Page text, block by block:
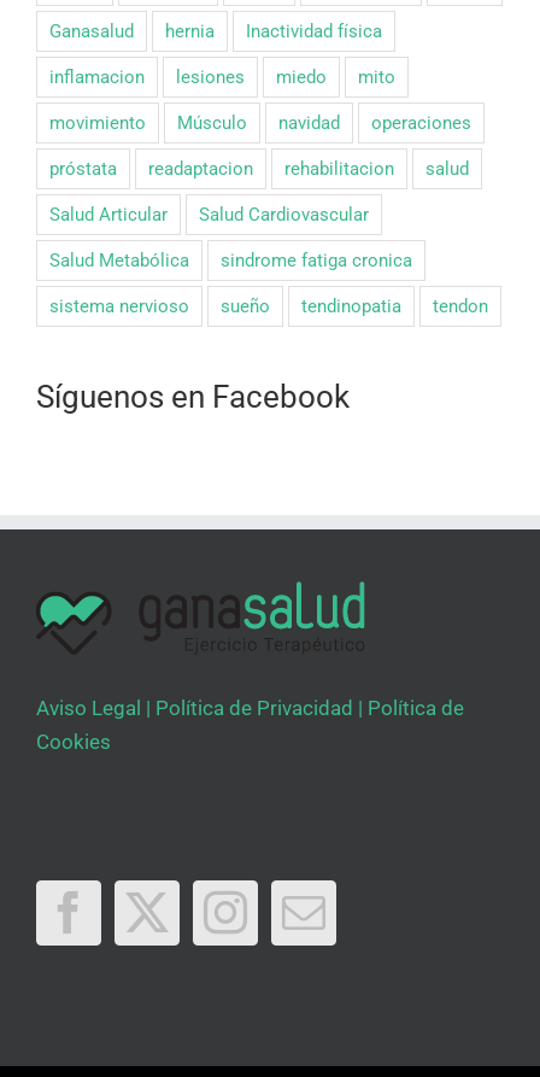
Ganasalud hernia Inactividad física
inflamacion lesiones miedo mito
movimiento Músculo navidad operaciones
próstata readaptacion rehabilitacion salud
Salud Articular Salud Cardiovascular
Salud Metabólica sindrome fatiga cronica
sistema nervioso sueño tendinopatia tendon
Síguenos en Facebook
Aviso Legal | Política de Privacidad | Política de
Cookies